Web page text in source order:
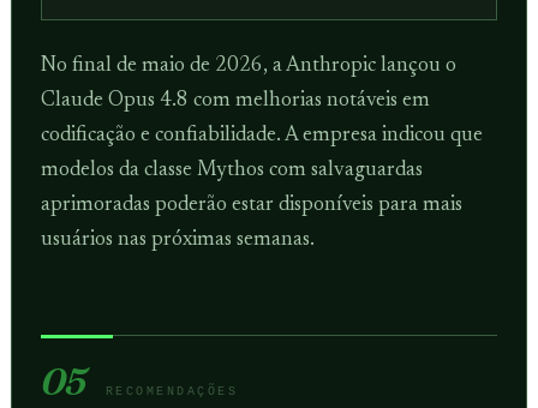
No final de maio de 2026, a Anthropic lançou o
Claude Opus 4.8 com melhorias notáveis ​​em
codificação e confiabilidade. A empresa indicou que
modelos da classe Mythos com salvaguardas
aprimoradas poderão estar disponíveis para mais
usuários nas próximas semanas.
05 RECOMENDAÇÕES